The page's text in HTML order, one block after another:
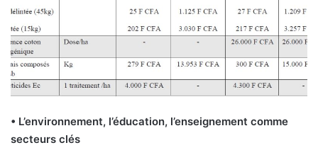
• L’environnement, l’éducation, l’enseignement comme
secteurs clés